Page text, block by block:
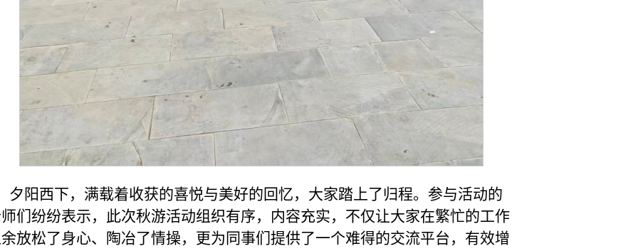
夕阳西下，满载着收获的喜悦与美好的回忆，大家踏上了归程。参与活动的
们纷纷表示，此次秋游活动组织有序，内容充实，不仅让大家在繁忙的工作
放松了身心、陶冶了情操，更为同事们提供了一个难得的交流平台，有效增